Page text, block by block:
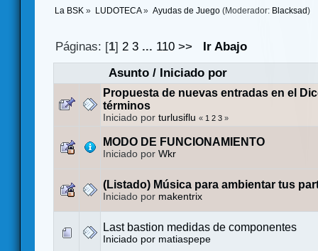
La BSK » LUDOTECA» Ayudas de Juego(Moderador: Blacksad )
Páginas: [1]2 3 ... 110 >>
Ir Abajo
Asunto/ Iniciado por
Propuesta de nuevas entradas en el
términos
Iniciado por turlusiflu « 1 2 3 »
MODO DE FUNCIONAMIENTO
Iniciado por Wkr
(Listado) Música para ambientar tus
Iniciado por makentrix
Last bastion medidas de componentes
Iniciado por matiaspepe